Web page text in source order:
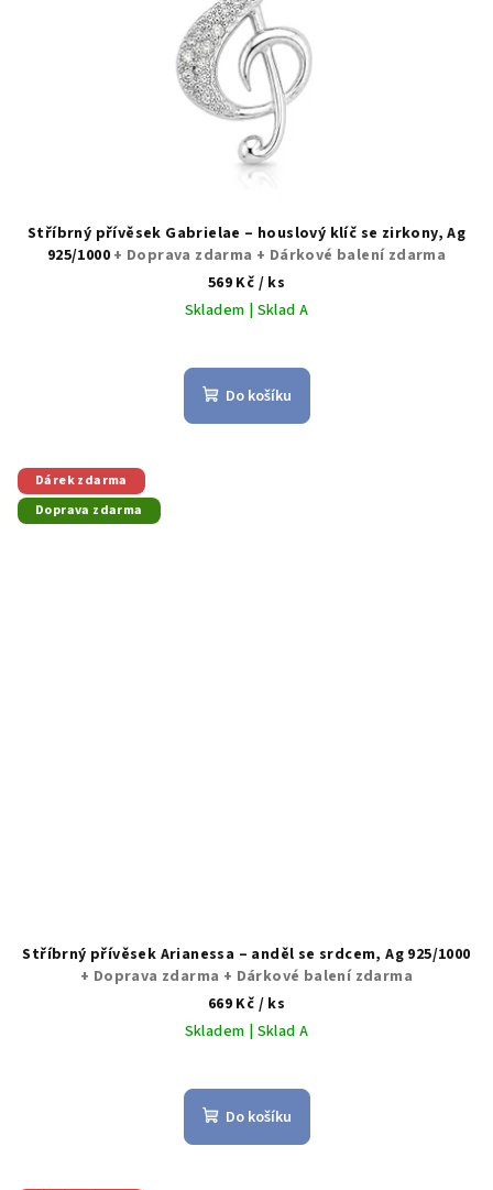
Stříbrný přívěsek Gabrielae – houslový klíč se zirkony, Ag
925/1000 + Doprava zdarma + Dárkové balení zdarma
569 Kč / ks
Skladem | Sklad A
Do košíku
Dárek zdarma
Doprava zdarma
Stříbrný přívěsek Arianessa – anděl se srdcem, Ag 925/1000
+ Doprava zdarma + Dárkové balení zdarma
669 Kč / ks
Skladem | Sklad A
Do košíku